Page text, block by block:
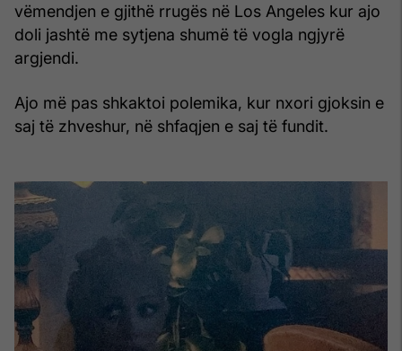
vëmendjen e gjithë rrugës në Los Angeles kur ajo
doli jashtë me sytjena shumë të vogla ngjyrë
argjendi.
Ajo më pas shkaktoi polemika, kur nxori gjoksin e
saj të zhveshur, në shfaqjen e saj të fundit.